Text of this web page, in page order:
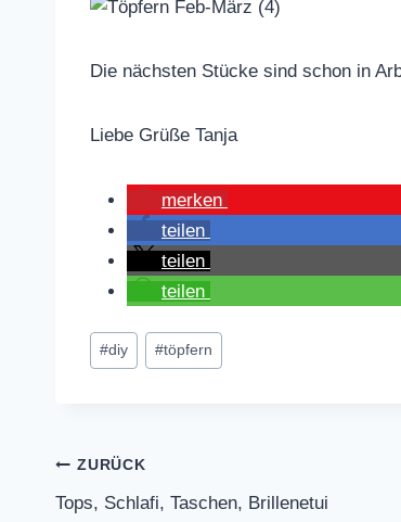
Die nächsten Stücke sind schon in
Liebe Grüße Tanja
merken
teilen
teilen
teilen
Schlagworte:
#diy #töpfern
Beitragsnavigation
ZURÜCK
Tops, Schlafi, Taschen, Brillenetui